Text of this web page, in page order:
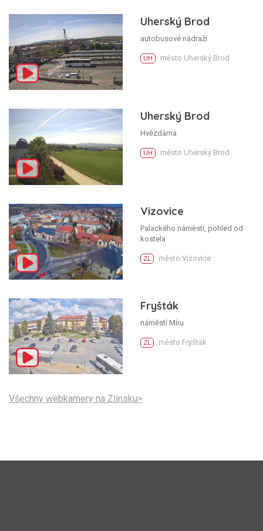
Uherský Brod
autobusové nádraží
UH město Uherský Brod
Uherský Brod
Hvězdárna
UH město Uherský Brod
Vizovice
Palackého náměstí, pohled od
kostela
ZL město Vizovice
Fryšták
náměstí Míru
ZL město Fryšták
Všechny webkamery na Zlínsku>